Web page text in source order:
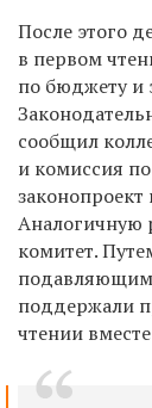
После этого
в первом
по бюджету и
сообщил
и комиссия
Аналогичную
комитет.
поддержали
чтении